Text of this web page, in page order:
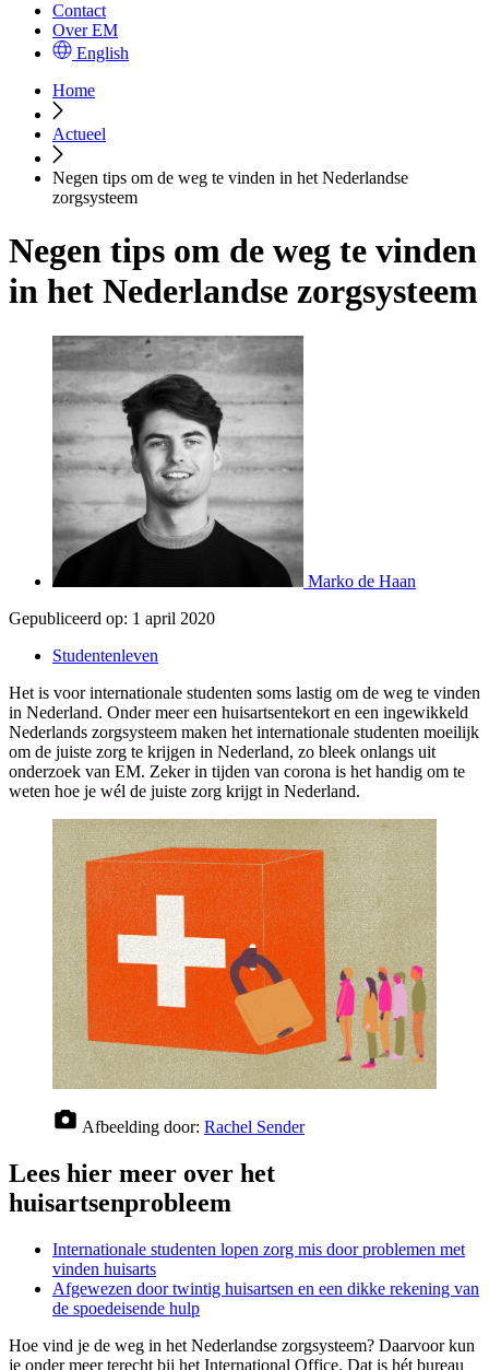
Contact
Over EM
English
Home
Actueel
Negen tips om de weg te vinden in het Nederlandse
zorgsysteem
Negen tips om de weg te vinden
in het Nederlandse zorgsysteem
Marko de Haan
Gepubliceerd op: 1 april 2020
Studentenleven
Het is voor internationale studenten soms lastig om de weg te vinden
in Nederland. Onder meer een huisartsentekort en een ingewikkeld
Nederlands zorgsysteem maken het internationale studenten moeilijk
om de juiste zorg te krijgen in Nederland, zo bleek onlangs uit
onderzoek van EM. Zeker in tijden van corona is het handig om te
weten hoe je wél de juiste zorg krijgt in Nederland.
Afbeelding door: Rachel Sender
Lees hier meer over het
huisartsenprobleem
Internationale studenten lopen zorg mis door problemen met
vinden huisarts
Afgewezen door twintig huisartsen en een dikke rekening van
de spoedeisende hulp
Hoe vind je de weg in het Nederlandse zorgsysteem? Daarvoor kun
je onder meer terecht bij het International Office. Dat is hét bureau